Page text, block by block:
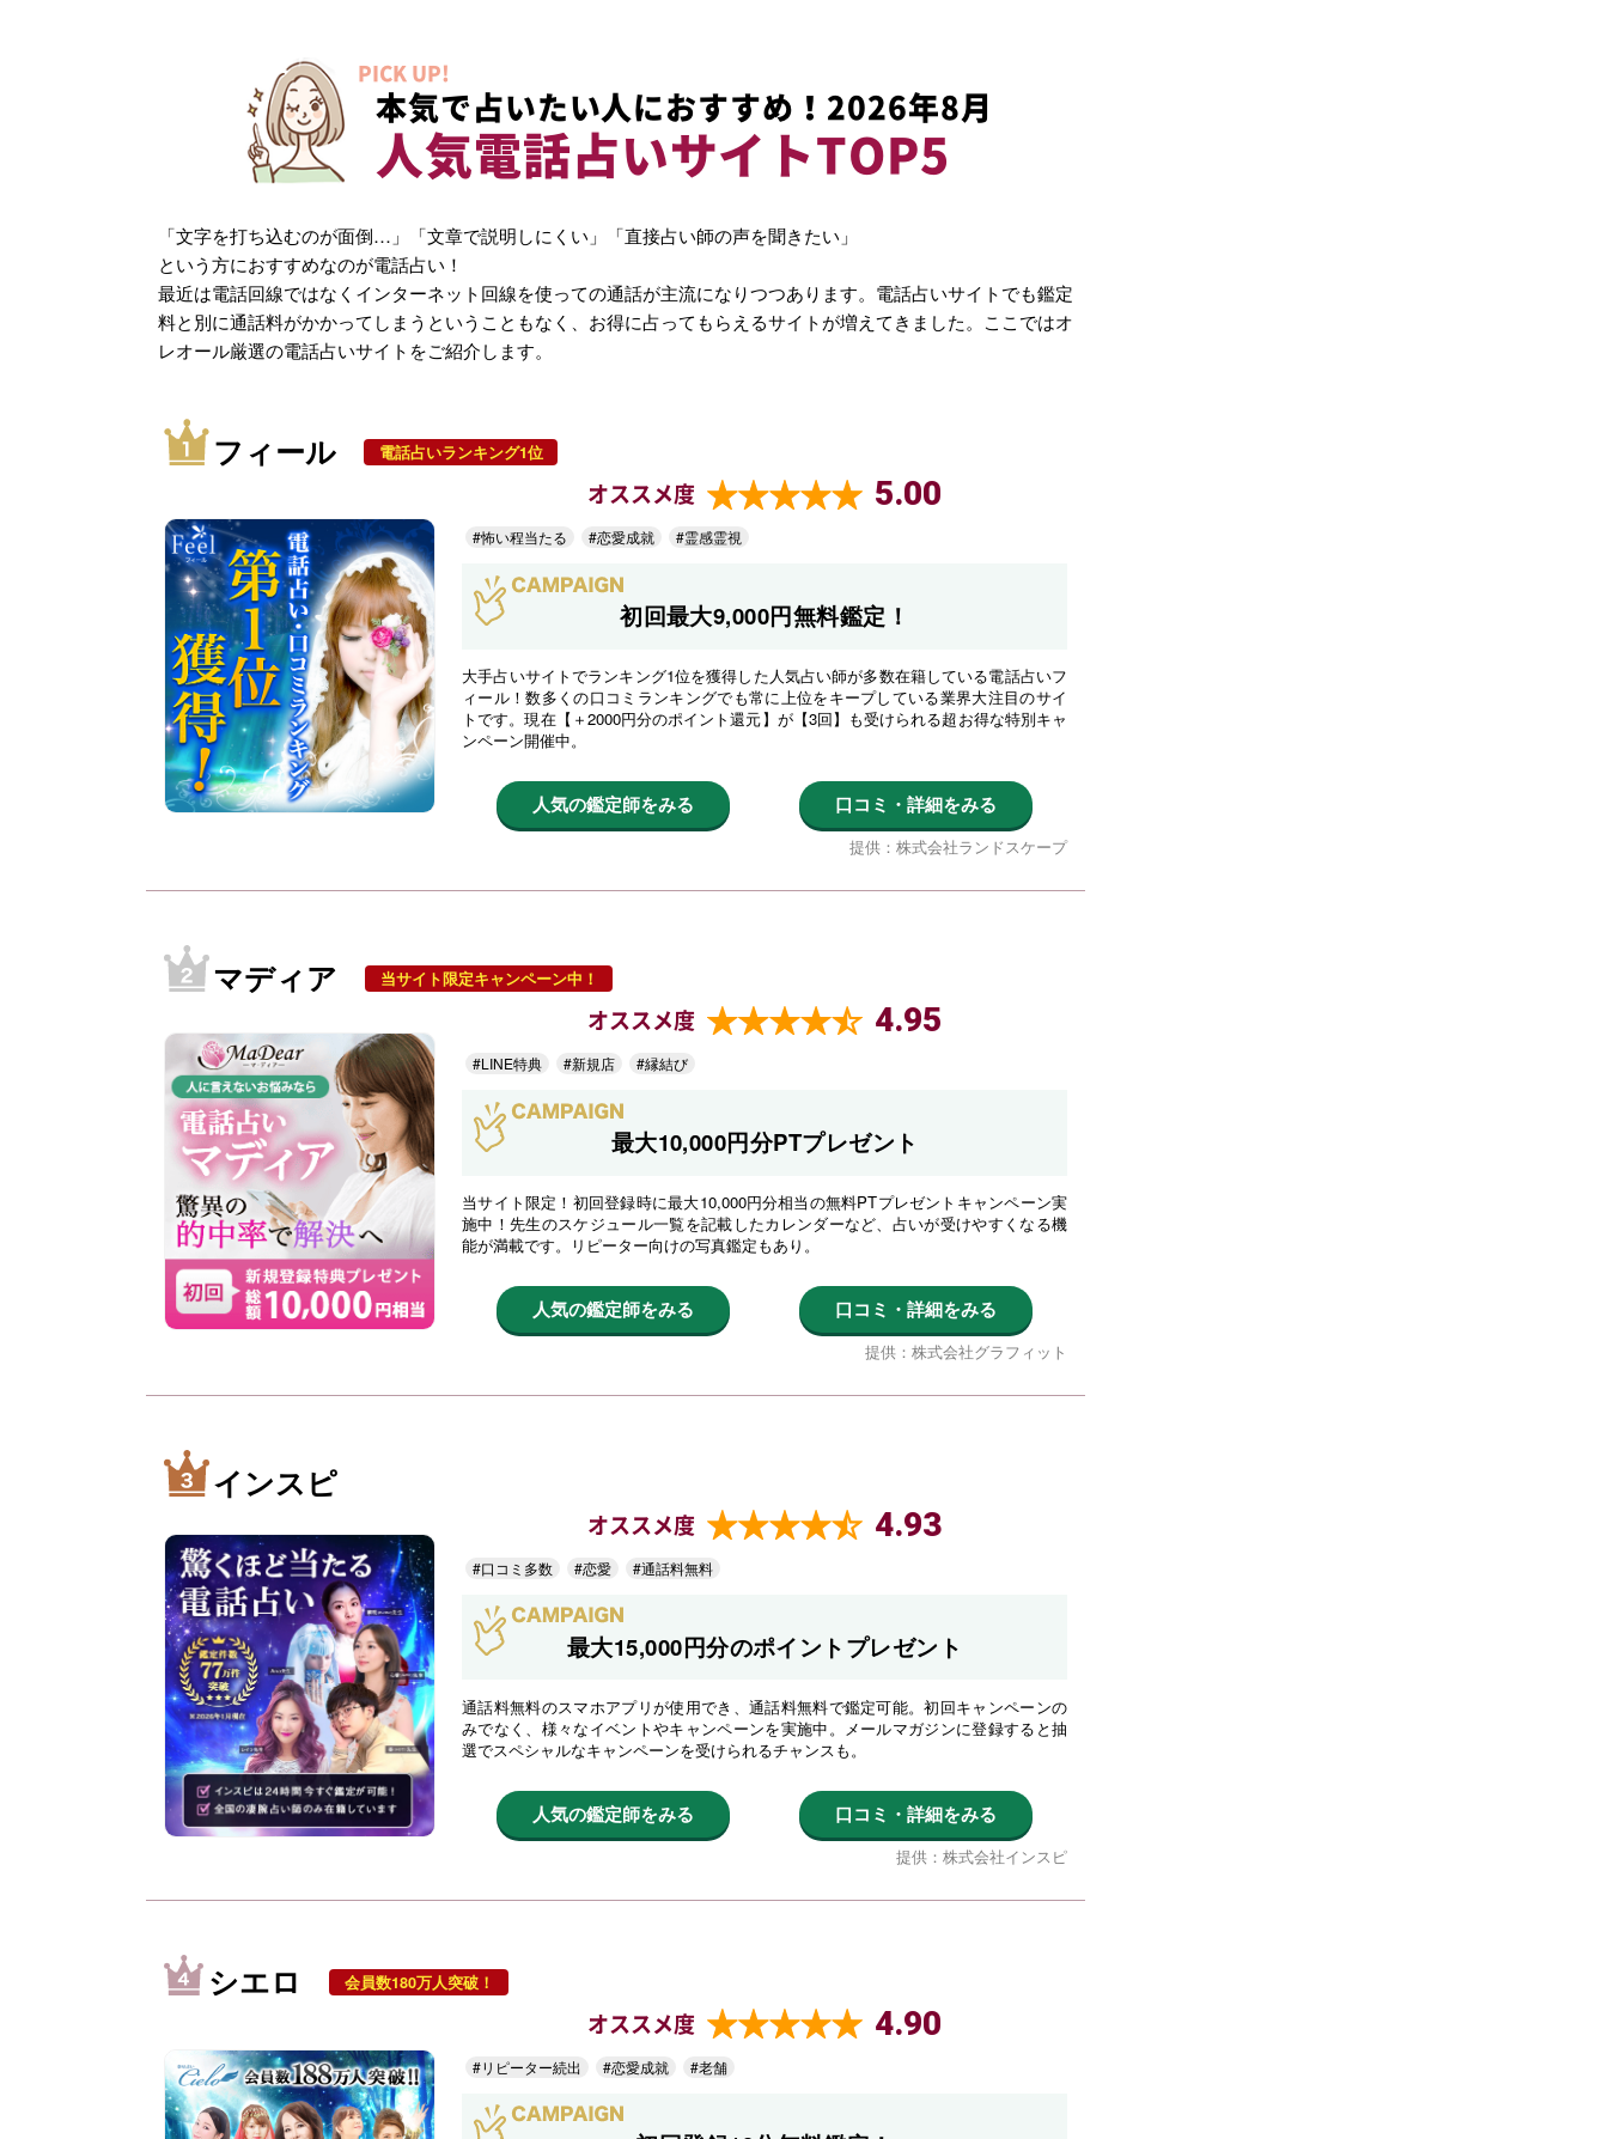
PICK UP!
本気で占いたい人におすすめ！2026年8月
人気電話占いサイトTOP5
「文字を打ち込むのが面倒…」「文章で説明しにくい」「直接占い師の声を聞きたい」
という方におすすめなのが電話占い！
最近は電話回線ではなくインターネット回線を使っての通話が主流になりつつあります。電話占いサイトでも鑑定
料と別に通話料がかかってしまうということもなく、お得に占ってもらえるサイトが増えてきました。ここではオ
レオール厳選の電話占いサイトをご紹介します。
フィール 電話占いランキング1位
オススメ度 5.00
#怖い程当たる #恋愛成就 #霊感霊視
初回最大9,000円無料鑑定！
大手占いサイトでランキング1位を獲得した人気占い師が多数在籍している電話占いフ
ィール！数多くの口コミランキングでも常に上位をキープしている業界大注目のサイ
トです。現在【＋2000円分のポイント還元】が【3回】も受けられる超お得な特別キャ
ンペーン開催中。
人気の鑑定師をみる 口コミ・詳細をみる
提供：株式会社ランドスケープ
マディア 当サイト限定キャンペーン中！
オススメ度 4.95
#LINE特典 #新規店 #縁結び
最大10,000円分PTプレゼント
当サイト限定！初回登録時に最大10,000円分相当の無料PTプレゼントキャンペーン実
施中！先生のスケジュール一覧を記載したカレンダーなど、占いが受けやすくなる機
能が満載です。リピーター向けの写真鑑定もあり。
人気の鑑定師をみる 口コミ・詳細をみる
提供：株式会社グラフィット
インスピ
オススメ度 4.93
#口コミ多数 #恋愛 #通話料無料
最大15,000円分のポイントプレゼント
通話料無料のスマホアプリが使用でき、通話料無料で鑑定可能。初回キャンペーンの
みでなく、様々なイベントやキャンペーンを実施中。メールマガジンに登録すると抽
選でスペシャルなキャンペーンを受けられるチャンスも。
人気の鑑定師をみる 口コミ・詳細をみる
提供：株式会社インスピ
シエロ 会員数180万人突破！
オススメ度 4.90
#リピーター続出 #恋愛成就 #老舗